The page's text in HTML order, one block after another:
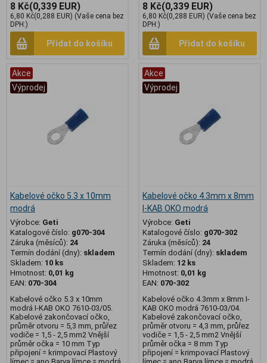
8 Kč(0,339 EUR)
6,80 Kč(0,288 EUR) (Vaše cena bez
DPH:)
Přidat do košíku
8 Kč(0,339 EUR)
6,80 Kč(0,288 EUR) (Vaše cena bez
DPH:)
Přidat do košíku
Akce
Výprodej
Kabelové očko 5.3 x 10mm
modrá
Výrobce: Geti
Katalogové číslo: g070-304
Záruka (měsíců): 24
Termín dodání (dny): skladem
Skladem: 10 ks
Hmotnost: 0,01 kg
EAN: 070-304
Kabelové očko 5.3 x 10mm
modrá I-KAB OKO 7610-03/05.
Kabelové zakončovací očko,
průměr otvoru = 5,3 mm, průřez
vodiče = 1,5 - 2,5 mm2 Vnější
průměr očka = 10 mm Typ
připojení = krimpovací Plastový
Akce
Výprodej
Kabelové očko 4.3mm x 8mm
I-KAB OKO modrá
Výrobce: Geti
Katalogové číslo: g070-302
Záruka (měsíců): 24
Termín dodání (dny): skladem
Skladem: 12 ks
Hmotnost: 0,01 kg
EAN: 070-302
Kabelové očko 4.3mm x 8mm I-
KAB OKO modrá 7610-03/04.
Kabelové zakončovací očko,
průměr otvoru = 4,3 mm, průřez
vodiče = 1,5 - 2,5 mm2 Vnější
průměr očka = 8 mm Typ
připojení = krimpovací Plastový